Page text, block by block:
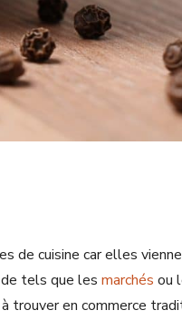
de cuisine car elles
tels que les marchés ou
trouver en commerce